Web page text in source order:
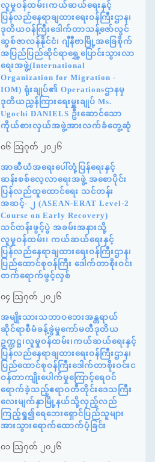
လူမှုဝန်ထမ်း၊ကယ်ဆယ်ရေးနှင့်
ပြန်လည်နေရာချထားရေးဝန်ကြီးဌာန၊
ဒုတိယဝန်ကြီးဒေါက်တာသန့်ဇော်လွင်
ဆွစ်ဇာလန်နိုင်ငံ၊ ဂျီနီဗာမြို့အခြေစိုက်
အပြည်ပြည်ဆိုင်ရာရွှေ့ပြောင်းသွားလာ
ရေးအဖွဲ့(International
Organization for Migration -
IOM) ရုံးချုပ်၏ Operationsဌာနမှ
ဒုတိယညွှန်ကြားရေးမှူးချုပ် Ms.
Ugochi DANIELS ဦးဆောင်သော
ကိုယ်စားလှယ်အဖွဲ့အားလက်ခံတွေ့ဆုံ
၀၆ ဩဂုတ် ၂၀၂၆
အာဆီယံအရေးပေါ်တုံ့ပြန်ရေးနှင့်
ဆန်းစစ်လေ့လာရေးအဖွဲ့ အစောပိုင်း
ပြန်လည်ထူထောင်ရေး သင်တန်း
အဆင့်- ၂ (ASEAN-ERAT Level-2
Course on Early Recovery)
သင်တန်းဖွင့်ပွဲ အခမ်းအနားသို့
လူမှုဝန်ထမ်း၊ ကယ်ဆယ်ရေးနှင့်
ပြန်လည်နေရာချထားရေးဝန်ကြီးဌာန၊
ပြည်ထောင်စုဝန်ကြီး ဒေါက်တာစိုးဝင်း
တက်ရောက်ဖွင့်လှစ်
၀၄ ဩဂုတ် ၂၀၂၆
အမျိုးသားသဘာဝဘေးအန္တရာယ်
ဆိုင်ရာစီမံခန့်ခွဲမှုကော်မတီဒုတိယ
ဥက္ကဋ္ဌ၊လူမှုဝန်ထမ်း၊ကယ်ဆယ်ရေးနှင့်
ပြန်လည်နေရာချထားရေးဝန်ကြီးဌာန၊
ပြည်ထောင်စုဝန်ကြီးဒေါက်တာစိုးဝင်းင
ဝန်တာကျိုးပေါက်မှုကြောင့်ရေဝင်
ရောက်ခဲ့သည့်ဧရာဝတီတိုင်းဒေသကြီး
လေးမျက်နှာမြို့နယ်သို့လှည့်လည်
ကြည့်ရှု၍ရေဘေးရှောင်ပြည်သူများ
အားသွားရောက်ထောက်ပံ့ခြင်း
၀၁ ဩဂုတ် ၂၀၂၆